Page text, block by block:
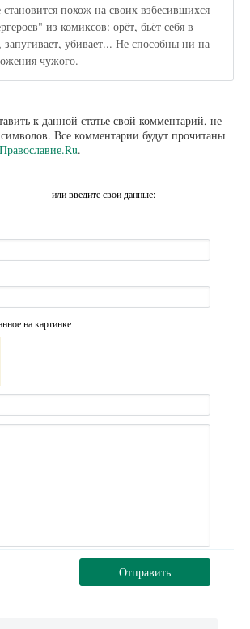
похож на своих взбесившихся
из комиксов: орёт, бьёт себя в
запугивает, убивает... Не способны ни на
чужого.
к данной статье свой комментарий, не
Все комментарии будут прочитаны
Православие.Ru.
или введите свои данные:
на картинке
Отправить